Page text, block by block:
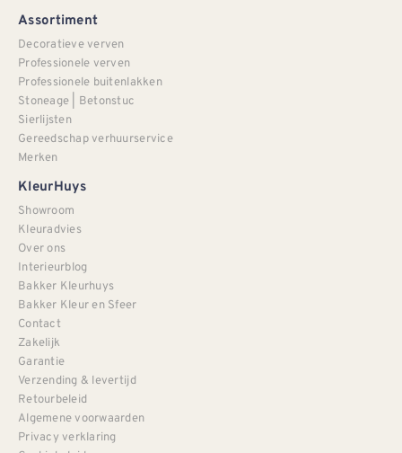
Assortiment
Decoratieve verven
Professionele verven
Professionele buitenlakken
Stoneage | Betonstuc
Sierlijsten
Gereedschap verhuurservice
Merken
KleurHuys
Showroom
Kleuradvies
Over ons
Interieurblog
Bakker Kleurhuys
Bakker Kleur en Sfeer
Contact
Zakelijk
Garantie
Verzending & levertijd
Retourbeleid
Algemene voorwaarden
Privacy verklaring